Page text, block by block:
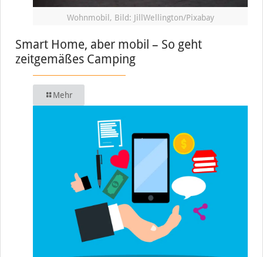
Wohnmobil, Bild: JillWellington/Pixabay
Smart Home, aber mobil – So geht
zeitgemäßes Camping
Mehr